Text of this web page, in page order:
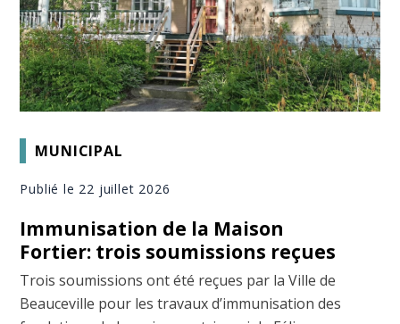
MUNICIPAL
Publié le 22 juillet 2026
Immunisation de la Maison
Fortier: trois soumissions reçues
Trois soumissions ont été reçues par la Ville de
Beauceville pour les travaux d’immunisation des